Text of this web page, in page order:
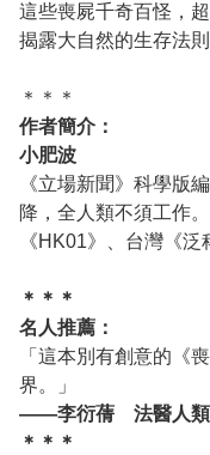
這些喪屍千奇百怪，超
揭露大自然的生存法
＊＊＊
作者簡介：
小肥波
《立場新聞》科學版
降，全人類不須工作
《HK01》、台灣《泛
＊＊＊
名人推薦：
「這本別有創意的《
界。」
——李衍蒨 法醫人類
＊＊＊